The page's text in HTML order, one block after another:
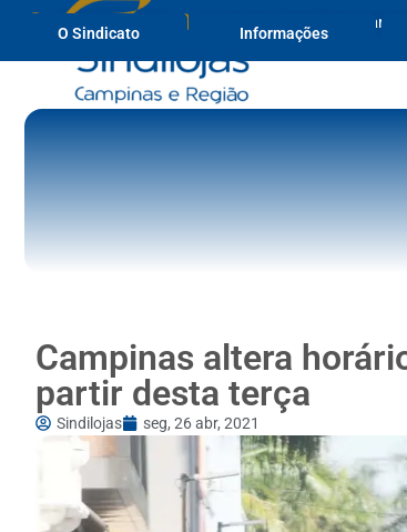
(19) 3236-1817
O Sindicato Informações
Campinas altera
partir desta terça
Sindilojas seg, 26 abr, 2021